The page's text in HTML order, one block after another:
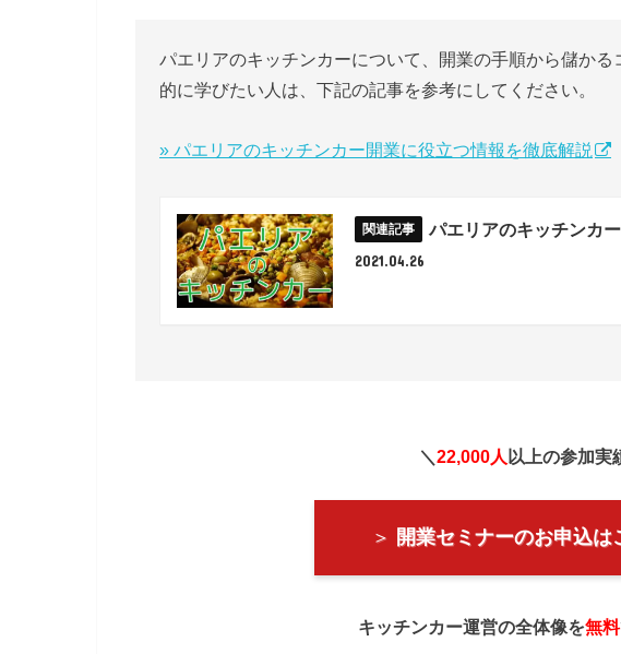
パエリアのキッチンカーについて、開業の手順から儲か
的に学びたい人は、下記の記事を参考にしてください。
» パエリアのキッチンカー開業に役立つ情報を徹底解説
パエリアのキッチンカ
2021.04.26
＼ 22,000人 以上の参加実
＞ 開業セミナーのお申込は
キッチンカー運営の全体像を無料